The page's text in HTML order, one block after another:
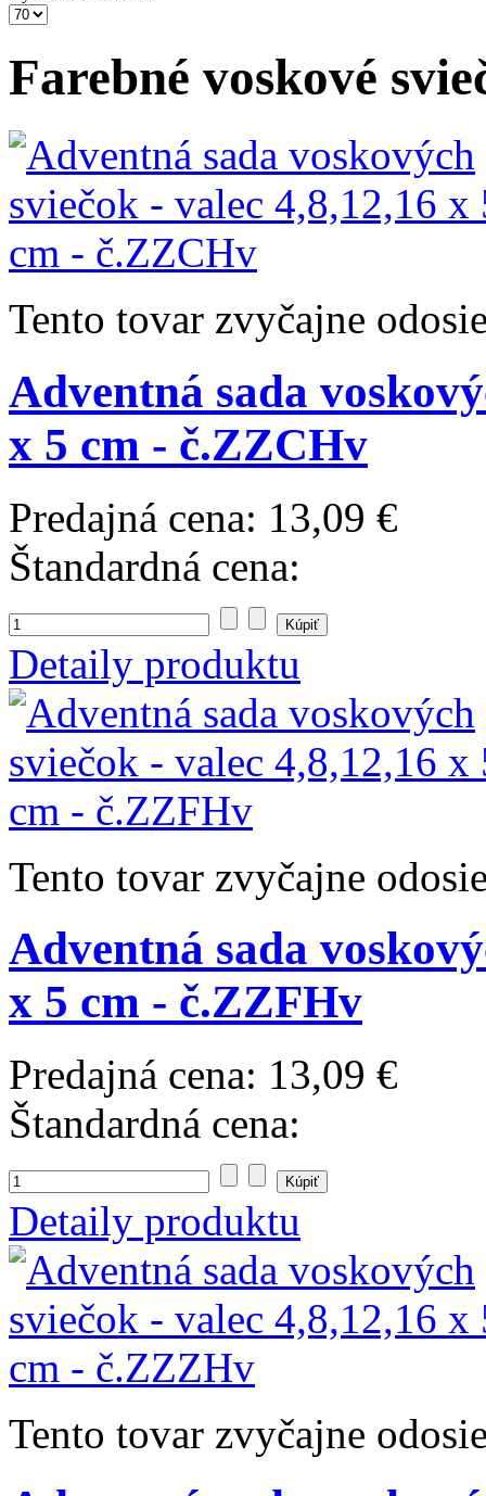
Farebné voskové
Tento tovar zvyčajne
Adventná sada
x 5 cm - č.ZZCHv
Predajná cena: 13,09 €
Štandardná cena:
Detaily produktu
Tento tovar zvyčajne
Adventná sada
x 5 cm - č.ZZFHv
Predajná cena: 13,09 €
Štandardná cena:
Detaily produktu
Tento tovar zvyčajne